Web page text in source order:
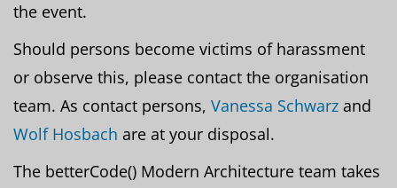
the event.
Should persons become victims of harassment
or observe this, please contact the organisation
team. As contact persons, Vanessa Schwarz and
Wolf Hosbach are at your disposal.
The betterCode() Modern Architecture team takes